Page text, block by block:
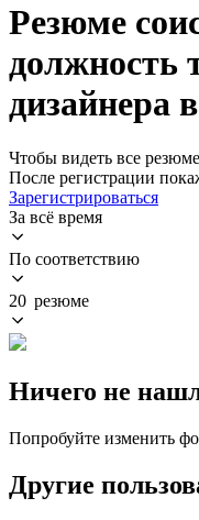
Резюме
должность
дизайнера
Чтобы видеть все
После регистрации
Зарегистрироваться
За всё время
По соответствию
20 резюме
Ничего не
Попробуйте изменить
Другие